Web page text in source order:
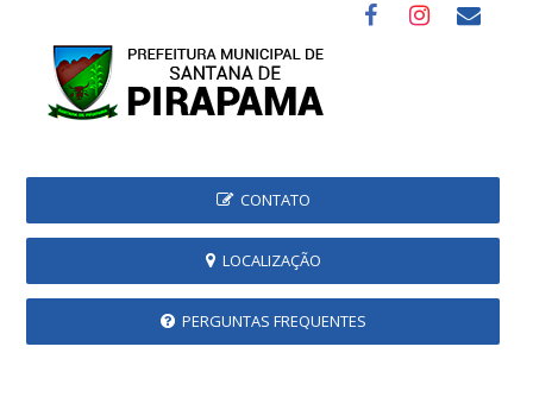
CONTATO
LOCALIZAÇÃO
PERGUNTAS FREQUENTES